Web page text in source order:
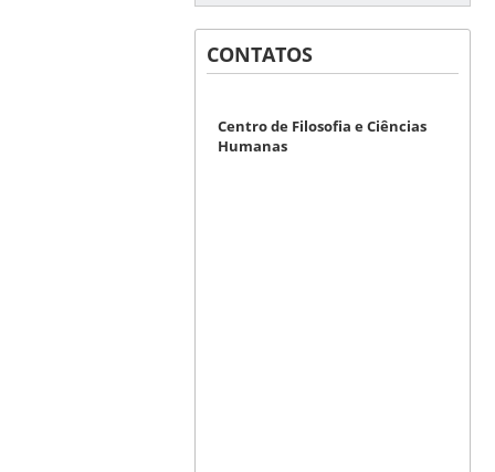
CONTATOS
Centro de Filosofia e Ciências
Humanas